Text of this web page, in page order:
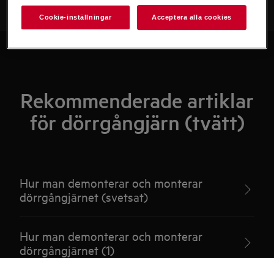
Rekommenderade artiklar
för dörrgångjärn (tvätt)
Hur man demonterar och monterar
dörrgångjärnet (svetsat)
Hur man demonterar och monterar
dörrgångjärnet (1)
Cookie-inställningar Acceptera alla cookies